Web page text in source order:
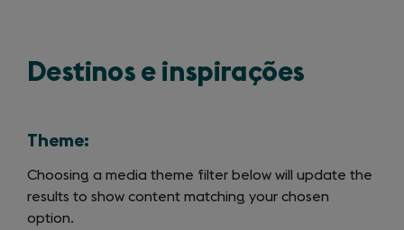
Destinos e inspirações
Theme:
Choosing a media theme filter below will update the
results to show content matching your chosen
option.